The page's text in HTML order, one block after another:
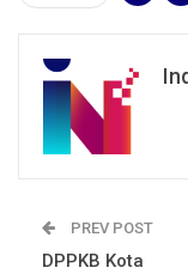
PREV POST
DPPKB Kota